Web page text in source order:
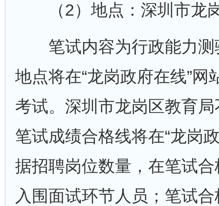
（2）地点：深圳市龙岗
笔试内容为行政能力测
地点将在“龙岗政府在线”
考试。深圳市龙岗区教育
笔试成绩合格线将在“龙岗
据招聘岗位数量，在笔试
入围面试环节人员；笔试